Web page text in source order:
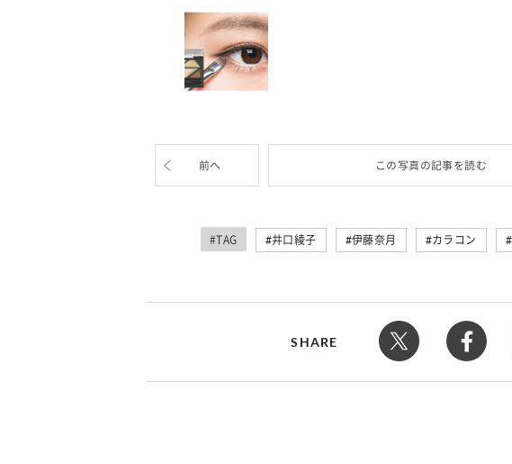
前へ この写真の記事を読む
#TAG 井口綾子 伊藤奈月 カラコン
SHARE
占い